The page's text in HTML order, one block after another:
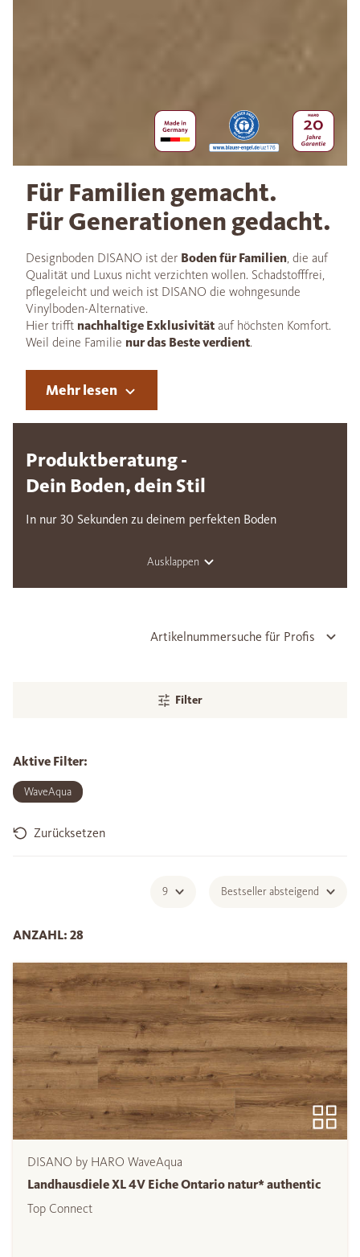
Für Familien gemacht.
Für Generationen gedacht.
Designboden DISANO ist der Boden für Familien, die auf
Qualität und Luxus nicht verzichten wollen. Schadstofffrei,
pflegeleicht und weich ist DISANO die wohngesunde
Vinylboden-Alternative.
Hier trifft nachhaltige Exklusivität auf höchsten Komfort.
Weil deine Familie nur das Beste verdient.
Mehr lesen
Produktberatung -
Dein Boden, dein Stil
In nur 30 Sekunden zu deinem perfekten Boden
Ausklappen
Artikelnummersuche für Profis
Filter
Aktive Filter:
WaveAqua
Zurücksetzen
ANZAHL: 28
9 Bestseller absteigend
DISANO by HARO WaveAqua
Landhausdiele XL 4V Eiche Ontario natur* authentic
Top Connect